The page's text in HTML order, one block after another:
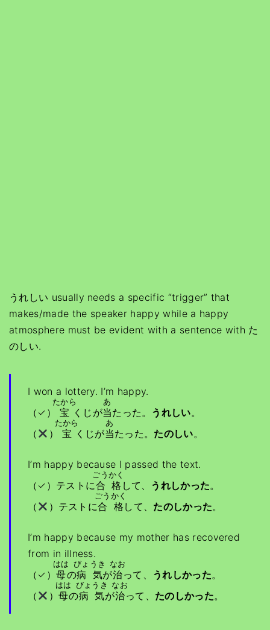
うれしい usually needs a specific “trigger” that
makes/made the speaker happy while a happy
atmosphere must be evident with a sentence with た
のしい.
I won a lottery. I’m happy.
（✓）
宝
たから
くじが当
あ
たった。 うれしい。
（
） 宝
たから
くじが当
あ
たった。 たのしい。
I’m happy because I passed the text.
（✓）テストに合格
ごうかく
して、 うれしかった。
（
）テストに合格
ごうかく
して、 たのしかった。
I’m happy because my mother has recovered
from in illness.
（✓） 母
はは
の病気
びょうき
が治
なお
って、 うれしかった。
（
） 母
はは
の病気
びょうき
が治
なお
って、 たのしかった。